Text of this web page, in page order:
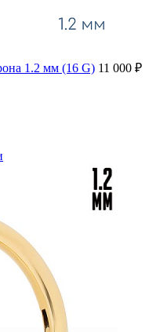
1.2 мм (16 G) 11 000 ₽